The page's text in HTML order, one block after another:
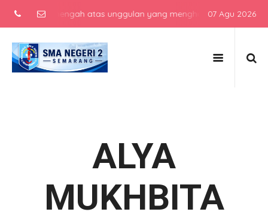
menengah atas unggulan yang menghasilkan lulusan
07 Agu 2026
ALYA
MUKHBITA